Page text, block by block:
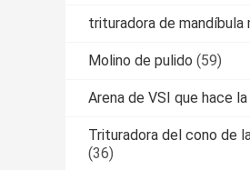
trituradora de mandíbula
Molino de pulido (59)
Arena de VSI que hace la
Trituradora del cono de
(36)